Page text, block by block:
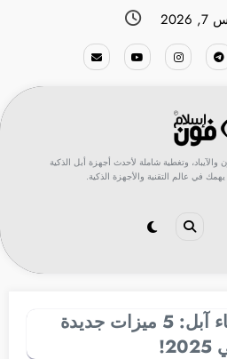
وتغطية شاملة لأحدث أجهزة أبل الذكية
في عالم التقنية والأجهزة الذكية.
توقعات مذهلة لذكاء آبل: 5 ميزات جديدة